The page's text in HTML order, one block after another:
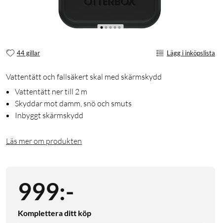
44 gillar Lägg i inköpslista
Vattentätt och fallsäkert skal med skärmskydd
Vattentätt ner till 2 m
Skyddar mot damm, snö och smuts
Inbyggt skärmskydd
Läs mer om produkten
999:-
Komplettera ditt köp